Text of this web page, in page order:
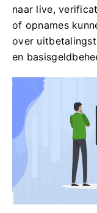
naar live,
of opnames
over
en